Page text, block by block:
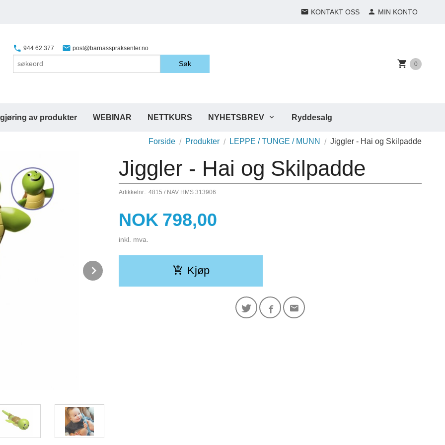
KONTAKT OSS MIN KONTO
944 62 377 post@barnasspraksenter.no
Søk 0
av produkter WEBINAR NETTKURS NYHETSBREV Ryddesalg
Forside Produkter LEPPE / TUNGE / MUNN Jiggler - Hai og Skilpadde
Jiggler - Hai og Skilpadde
Artikkelnr.: 4815 / NAV HMS 313906
Pris
NOK 798,00
inkl. mva.
Kjøp